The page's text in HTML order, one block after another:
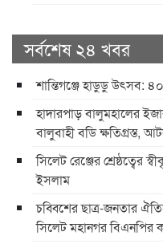
সর্বশেষ ২৪ খবর
শান্তিগঞ্জে হাডুডু উৎসব:
হাদারপাড় বালুমহালের
বালুবাহী বডি ক্ষতিগ্রস্ত,
সিলেট রেঞ্জের শ্রেষ্ঠত্বের
ইসলাম
চব্বিশের ছাত্র-জনতার
সিলেট মহানগর বিএনপির